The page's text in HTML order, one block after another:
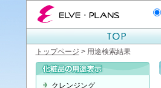
エルベプランズ ELVE-PLANS
トップページ > 用途検索結果
クレンジング